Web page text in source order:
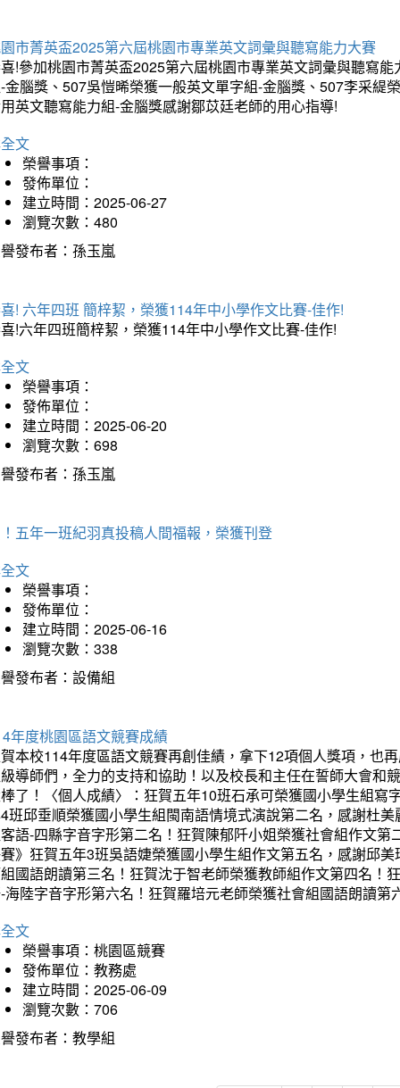
市菁英盃2025第六屆桃園市專業英文詞彙與聽寫能力大賽
!參加桃園市菁英盃2025第六屆桃園市專業英文詞彙與聽寫
金腦獎、507吳愷晞榮獲一般英文單字組-金腦獎、507李采緹
英文聽寫能力組-金腦獎感謝鄒苡廷老師的用心指導!
文
榮譽事項：
發佈單位：
建立時間：2025-06-27
瀏覽次數：480
發布者：孫玉嵐
! 六年四班 簡梓絜，榮獲114年中小學作文比賽-佳作!
!六年四班簡梓絜，榮獲114年中小學作文比賽-佳作!
文
榮譽事項：
發佈單位：
建立時間：2025-06-20
瀏覽次數：698
發布者：孫玉嵐
五年一班紀羽真投稿人間福報，榮獲刊登
文
榮譽事項：
發佈單位：
建立時間：2025-06-16
瀏覽次數：338
發布者：設備組
年度桃園區語文競賽成績
本校114年度區語文競賽再創佳績，拿下12項個人獎項，也
導師們，全力的支持和協助！以及校長和主任在誓師大會和
了！〈個人成績〉：狂賀五年10班石承可榮獲國小學生組
班邱垂順榮獲國小學生組閩南語情境式演說第二名，感謝杜
語-四縣字音字形第二名！狂賀陳郁阡小姐榮獲社會組作文
》狂賀五年3班吳語婕榮獲國小學生組作文第五名，感謝邱
國語朗讀第三名！狂賀沈于智老師榮獲教師組作文第四名！
海陸字音字形第六名！狂賀羅培元老師榮獲社會組國語朗讀
文
榮譽事項：桃園區競賽
發佈單位：教務處
建立時間：2025-06-09
瀏覽次數：706
發布者：教學組